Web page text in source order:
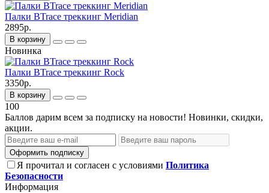
Палки BTrace треккинг Meridian
2895р.
В корзину
Новинка
Палки BTrace треккинг Rock
3350р.
В корзину
100
Баллов дарим всем за подписку на новости! Новинки, скидки,
акции.
Оформить подписку
Я прочитал и согласен с условиями Политика
Безопасности
Информация